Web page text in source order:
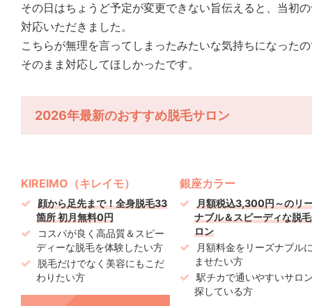
その日はちょうど予定が変更できない旨伝えると、当初
対応いただきました。
こちらが無理を言ってしまったみたいな気持ちになった
そのまま対応してほしかったです。
2026年最新のおすすめ脱毛サロン
KIREIMO（キレイモ）
顔から足先まで！全身脱毛33
箇所 初月無料0円
コスパが良く高品質＆スピー
ディーな脱毛を体験したい方
脱毛だけでなく美容にもこだ
わりたい方
銀座カラー
月額税込3,300円～のリ
ナブル＆スピーディな脱
ロン
月額料金をリーズナブル
ませたい方
駅チカで通いやすいサロ
探している方